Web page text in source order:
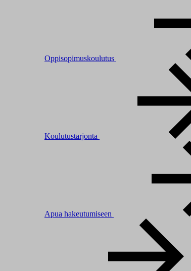
Oppisopimuskoulutus
Koulutustarjonta
Apua hakeutumiseen